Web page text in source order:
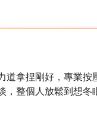
道拿捏剛好，專業
，整個人放鬆到想